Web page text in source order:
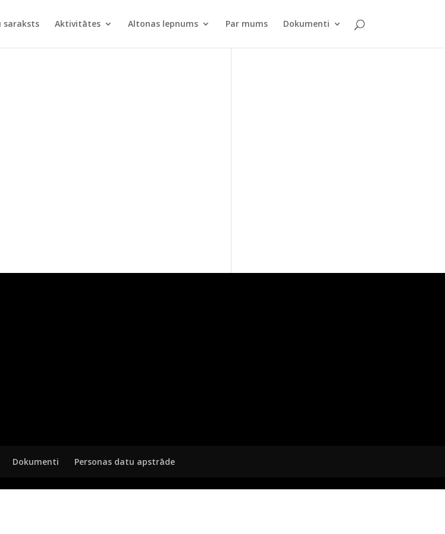
saraksts Aktivitātes Altonas lepnums Par mums Dokumenti
Dokumenti Personas datu apstrāde